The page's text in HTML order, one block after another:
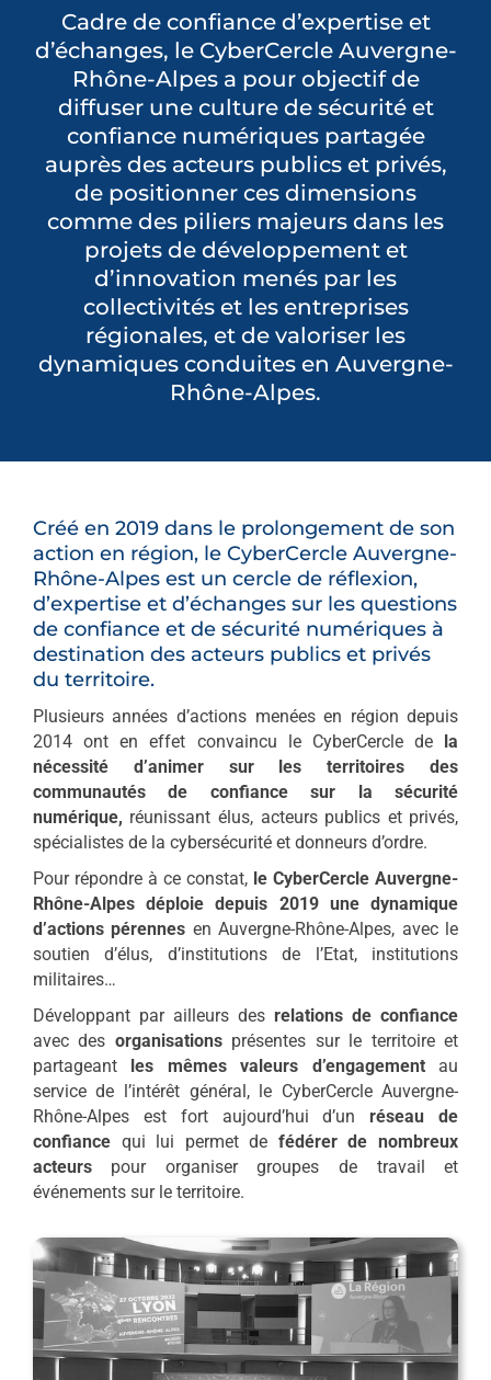
PARTENAIRES
DEVENEZ PARTENAIRE
CONTACT
Cadre de confiance d’expertise et
d’échanges, le CyberCercle Auvergne-
Rhône-Alpes a pour objectif de
diffuser une culture de sécurité et
confiance numériques partagée
auprès des acteurs publics et privés,
de positionner ces dimensions
comme des piliers majeurs dans les
projets de développement et
d’innovation menés par les
collectivités et les entreprises
régionales, et de valoriser les
dynamiques conduites en Auvergne-
Rhône-Alpes.
Créé en 2019 dans le prolongement de son
action en région, le CyberCercle Auvergne-
Rhône-Alpes est un cercle de réflexion,
d’expertise et d’échanges sur les questions
de confiance et de sécurité numériques à
destination des acteurs publics et privés
du territoire.
Plusieurs années d’actions menées en région depuis
2014 ont en effet convaincu le CyberCercle de la
nécessité d’animer sur les territoires des
communautés de confiance sur la sécurité
numérique, réunissant élus, acteurs publics et privés,
spécialistes de la cybersécurité et donneurs d’ordre.
Pour répondre à ce constat, le CyberCercle Auvergne-
Rhône-Alpes déploie depuis 2019 une dynamique
d’actions pérennes en Auvergne-Rhône-Alpes, avec le
soutien d’élus, d’institutions de l’Etat, institutions
militaires…
Développant par ailleurs desrelations de confiance
avec des organisationsprésentes sur le territoire et
partageant les mêmes valeurs d’engagementau
service de l’intérêt général, le CyberCercle Auvergne-
Rhône-Alpes est fort aujourd’hui d’unréseau de
confiancequi lui permet de fédérer de nombreux
acteurspour organiser groupes de travail et
événements sur le territoire.